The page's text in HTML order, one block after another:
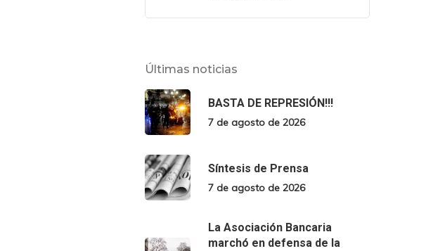
Últimas noticias
BASTA DE REPRESIÓN!!!
7 de agosto de 2026
Síntesis de Prensa
7 de agosto de 2026
La Asociación Bancaria
marchó en defensa de la